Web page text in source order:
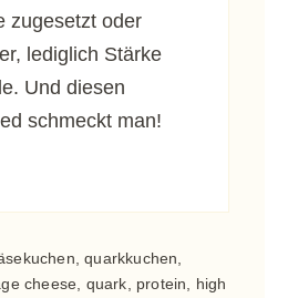
zugesetzt oder
lediglich Stärke
Und diesen
schmeckt man!
quarkkuchen,
cheese, quark, protein, high